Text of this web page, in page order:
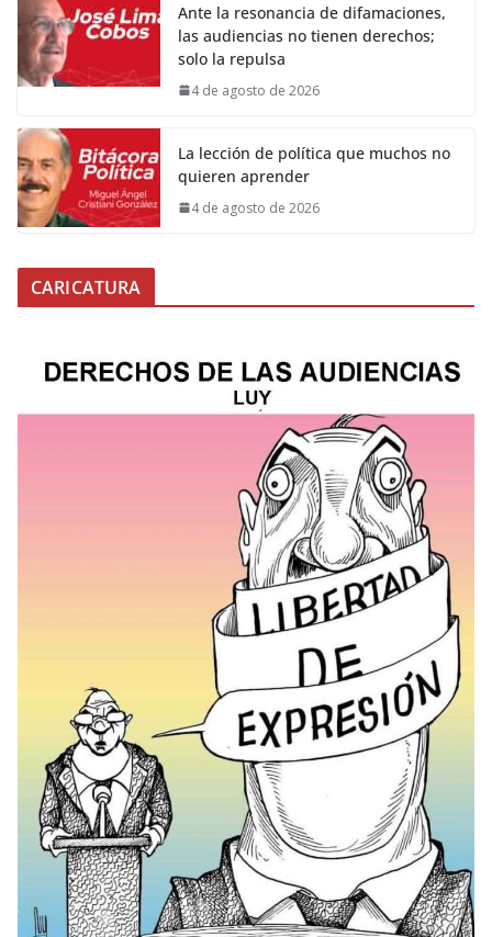
Ante la resonancia de difamaciones,
las audiencias no tienen derechos;
solo la repulsa
4 de agosto de 2026
La lección de política que muchos no
quieren aprender
4 de agosto de 2026
CARICATURA